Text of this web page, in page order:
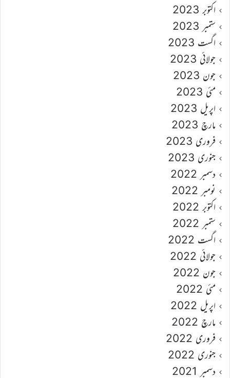
اکتوبر 2023
ستمبر 2023
اگست 2023
جولائی 2023
جون 2023
مئی 2023
اپریل 2023
مارچ 2023
فروری 2023
جنوری 2023
دسمبر 2022
نومبر 2022
اکتوبر 2022
ستمبر 2022
اگست 2022
جولائی 2022
جون 2022
مئی 2022
اپریل 2022
مارچ 2022
فروری 2022
جنوری 2022
دسمبر 2021